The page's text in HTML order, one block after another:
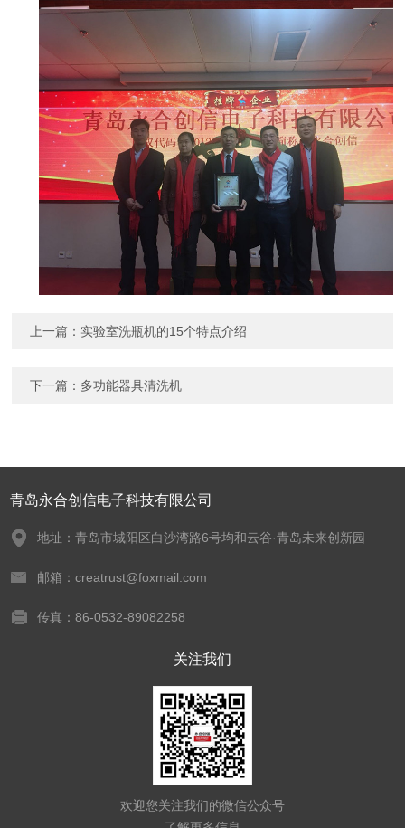
上一篇： 实验室洗瓶机的15个特点介绍
下一篇： 多功能器具清洗机
青岛永合创信电子科技有限公司
地址：青岛市城阳区白沙湾路6号均和云谷·青岛未来创新园
邮箱：creatrust@foxmail.com
传真：86-0532-89082258
关注我们
欢迎您关注我们的微信公众号